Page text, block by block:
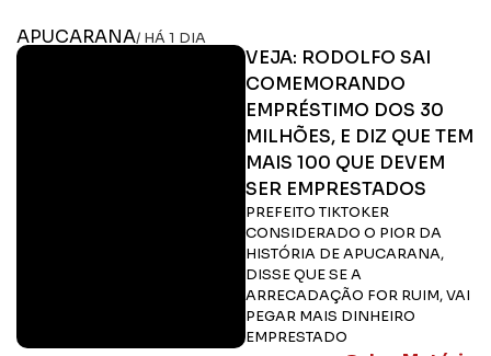
APUCARANA/ HÁ 1 DIA
VEJA: RODOLFO SAI
COMEMORANDO
EMPRÉSTIMO DOS 30
MILHÕES, E DIZ QUE TEM
MAIS 100 QUE DEVEM
SER EMPRESTADOS
PREFEITO TIKTOKER
CONSIDERADO O PIOR DA
HISTÓRIA DE APUCARANA,
DISSE QUE SE A
ARRECADAÇÃO FOR RUIM, VAI
PEGAR MAIS DINHEIRO
EMPRESTADO